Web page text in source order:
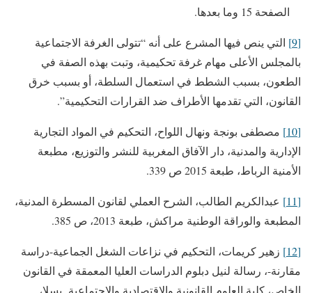
الصفحة 15 وما بعدها.
[9]
التي ينص فيها المشرع على أنه “تتولى الغرفة الاجتماعية
بالمجلس الأعلى مهام غرفة تحكيمية، وتبت بهذه الصفة في
الطعون، بسبب الشطط في استعمال السلطة، أو بسبب خرق
القانون، التي تقدمها الأطراف ضد القرارات التحكيمية”.
[10]
مصطفى بونجة ونهال اللواح، التحكيم في المواد التجارية
الإدارية والمدنية، دار الآفاق المغربية للنشر والتوزيع، مطبعة
الأمنية الرباط، طبعة 2015 ص 339.
[11]
عبدالكريم الطالب، الشرح العملي لقانون المسطرة المدنية،
المطبعة والوراقة الوطنية مراكش، طبعة 2013، ص 385.
[12]
زهير كريمات، التحكيم في نزاعات الشغل الجماعية-دراسة
مقارنة-، رسالة لنيل دبلوم الدراسات العليا المعمقة في القانون
الخاص، كلية العلوم القانونية والاقتصادية والاجتماعية بسلا،